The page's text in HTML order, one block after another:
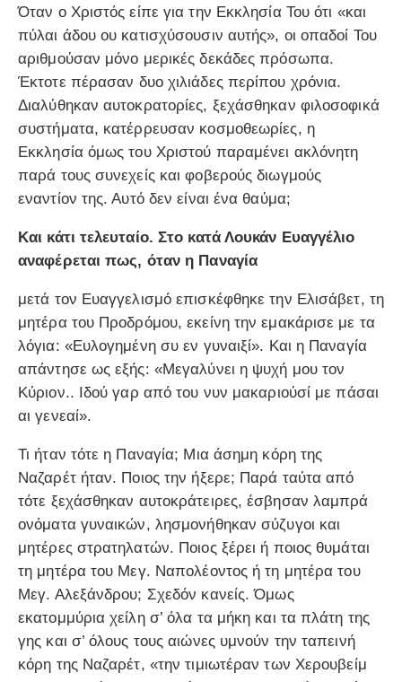
Όταν ο Χριστός είπε για την Εκκλησία Του ότι «και
πύλαι άδου ου κατισχύσουσιν αυτής», οι οπαδοί Του
αριθμούσαν μόνο μερικές δεκάδες πρόσωπα.
Έκτοτε πέρασαν δυο χιλιάδες περίπου χρόνια.
Διαλύθηκαν αυτοκρατορίες, ξεχάσθηκαν φιλοσοφικά
συστήματα, κατέρρευσαν κοσμοθεωρίες, η
Εκκλησία όμως του Χριστού παραμένει ακλόνητη
παρά τους συνεχείς και φοβερούς διωγμούς
εναντίον της. Αυτό δεν είναι ένα θαύμα;
Και κάτι τελευταίο. Στο κατά Λουκάν Ευαγγέλιο
αναφέρεται πως, όταν η Παναγία
μετά τον Ευαγγελισμό επισκέφθηκε την Ελισάβετ, τη
μητέρα του Προδρόμου, εκείνη την εμακάρισε με τα
λόγια: «Ευλογημένη συ εν γυναιξί». Και η Παναγία
απάντησε ως εξής: «Μεγαλύνει η ψυχή μου τον
Κύριον.. Ιδού γαρ από του νυν μακαριούσί με πάσαι
αι γενεαί».
Τι ήταν τότε η Παναγία; Μια άσημη κόρη της
Ναζαρέτ ήταν. Ποιος την ήξερε; Παρά ταύτα από
τότε ξεχάσθηκαν αυτοκράτειρες, έσβησαν λαμπρά
ονόματα γυναικών, λησμονήθηκαν σύζυγοι και
μητέρες στρατηλατών. Ποιος ξέρει ή ποιος θυμάται
τη μητέρα του Μεγ. Ναπολέοντος ή τη μητέρα του
Μεγ. Αλεξάνδρου; Σχεδόν κανείς. Όμως
εκατομμύρια χείλη σ’ όλα τα μήκη και τα πλάτη της
γης και σ’ όλους τους αιώνες υμνούν την ταπεινή
κόρη της Ναζαρέτ, «την τιμιωτέραν των Χερουβείμ